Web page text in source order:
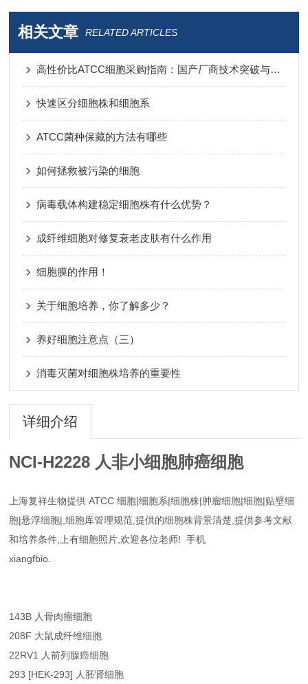
相关文章 RELATED ARTICLES
高性价比ATCC细胞采购指南：国产厂商技术突破与进口替代分析
快速区分细胞株和细胞系
ATCC菌种保藏的方法有哪些
如何拯救被污染的细胞
病毒载体构建稳定细胞株有什么优势？
成纤维细胞对修复衰老皮肤有什么作用
细胞膜的作用！
关于细胞培养，你了解多少？
养好细胞注意点（三）
消毒灭菌对细胞株培养的重要性
详细介绍
NCI-H2228 人非小细胞肺癌细胞
上海复祥生物提供 ATCC 细胞|细胞系|细胞株|肿瘤细胞|细胞|贴壁细
胞|悬浮细胞|,细胞库管理规范,提供的细胞株背景清楚,提供参考文献
和培养条件,上有细胞照片,欢迎各位老师! 手机
xiangfbio.
143B 人骨肉瘤细胞
208F 大鼠成纤维细胞
22RV1 人前列腺癌细胞
293 [HEK-293] 人胚肾细胞